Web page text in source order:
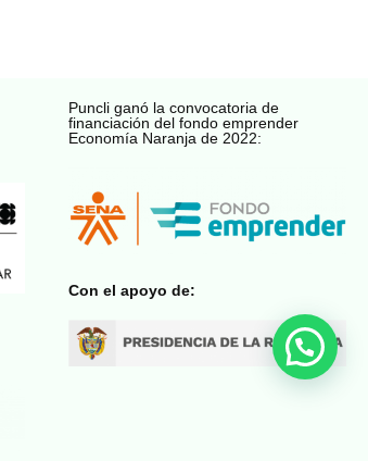
Puncli ganó la convocatoria de
financiación del fondo emprender
Economía Naranja de 2022:
Con el apoyo de: